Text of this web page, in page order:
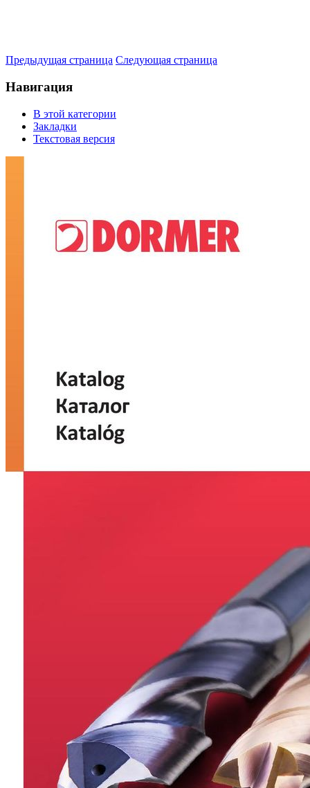
Предыдущая страница Следующая страница
Навигация
В этой категории
Закладки
Текстовая версия